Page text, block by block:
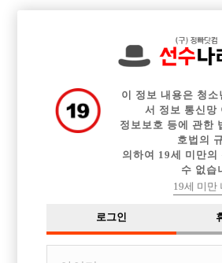
중빠 구인정보 아빠방
이력서등록 이력서정보 커
이 정보 내용은 청
서 정보 통신망
정보보호 등에 관한
호법의
의하여 19세 미만의
수 없습
19세 미만
로그인
개인정보
고객
당사가 제공하는 구인정보는 접대부 채용이 가능한
습니다.